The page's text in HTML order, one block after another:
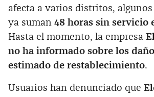
afecta a varios distritos, algunos
ya suman 48 horas sin servicio
Hasta el momento, la empresa
no ha informado sobre los
estimado de restablecimiento.
Usuarios han denunciado que